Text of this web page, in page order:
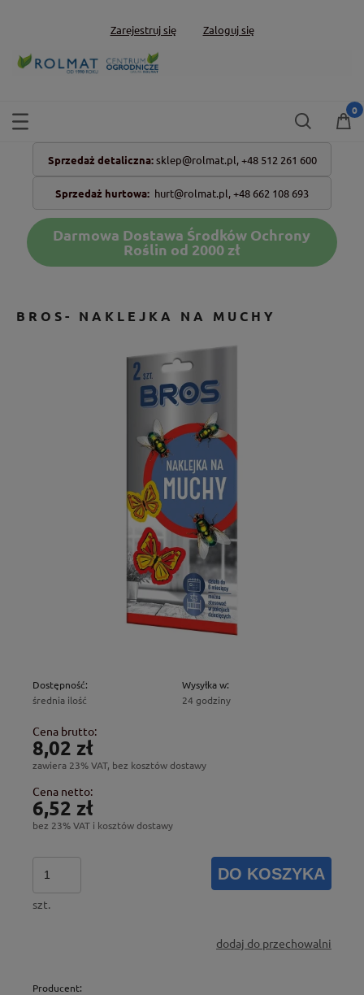
Zarejestruj się Zaloguj się
Sprzedaż detaliczna: sklep@rolmat.pl, +48 512 261 600
Sprzedaż hurtowa: hurt@rolmat.pl,+48 662 108 693
Darmowa Dostawa Środków Ochrony
Roślin od 2000 zł
BROS- NAKLEJKA NA MUCHY
Dostępność:
średnia ilość
Wysyłka w:
24 godziny
Cena brutto:
8,02 zł
zawiera 23% VAT, bez kosztów dostawy
Cena netto:
6,52 zł
bez 23% VAT i kosztów dostawy
szt.
DO KOSZYKA
dodaj do przechowalni
Producent: